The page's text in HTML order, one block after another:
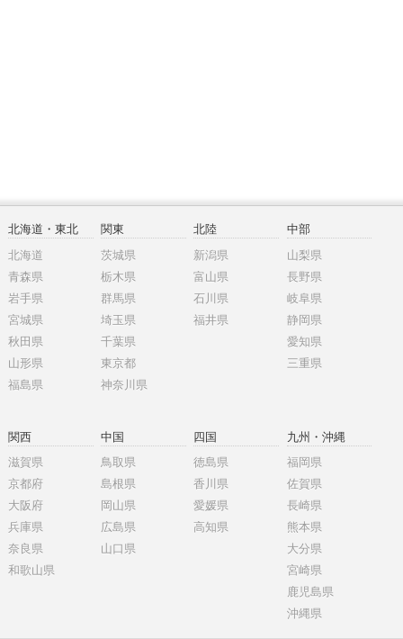
北海道・東北
北海道
青森県
岩手県
宮城県
秋田県
山形県
福島県
関東
茨城県
栃木県
群馬県
埼玉県
千葉県
東京都
神奈川県
北陸
新潟県
富山県
石川県
福井県
中部
山梨県
長野県
岐阜県
静岡県
愛知県
三重県
関西
滋賀県
京都府
大阪府
兵庫県
奈良県
和歌山県
中国
鳥取県
島根県
岡山県
広島県
山口県
四国
徳島県
香川県
愛媛県
高知県
九州・沖縄
福岡県
佐賀県
長崎県
熊本県
大分県
宮崎県
鹿児島県
沖縄県